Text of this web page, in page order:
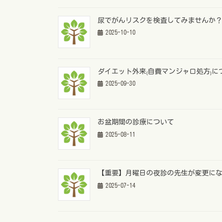
尿でがんリスクを検査してみませんか？
2025-10-10
ダイエット外来₍自費マンジャロ処方₎に
2025-09-30
お盆期間の診療について
2025-08-11
【重要】月曜日の夜診の先生が変更に
2025-07-14